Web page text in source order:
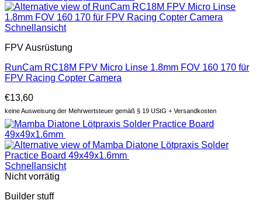
Schnellansicht
FPV Ausrüstung
RunCam RC18M FPV Micro Linse 1.8mm FOV 160 170 für
FPV Racing Copter Camera
€13,60
keine Ausweisung der Mehrwertsteuer gemäß § 19 UStG + Versandkosten
Schnellansicht
Nicht vorrätig
Builder stuff